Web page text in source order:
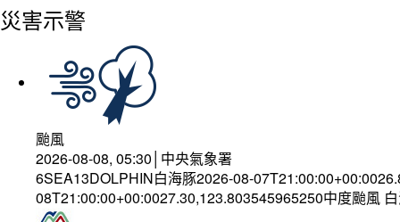
災害示警
颱風
2026-08-08, 05:30│中央氣象署
6SEA13DOLPHIN白海豚2026-08-
08T21:00:00+00:0027.30,123.803545965250中度颱風